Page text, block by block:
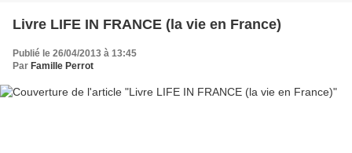
Livre LIFE IN FRANCE (la vie en France)
Publié le 26/04/2013 à 13:45
Par Famille Perrot